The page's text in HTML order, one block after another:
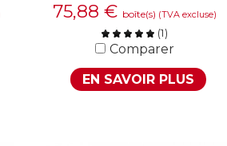
75,88 € boîte(s) (TVA excluse)
(1)
Comparer
EN SAVOIR PLUS